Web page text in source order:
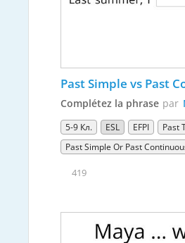
Past Simple vs Past
Complétez la phrase par
5-9 Кл. ESL EFPI
Past
Past Simple Or Past
419